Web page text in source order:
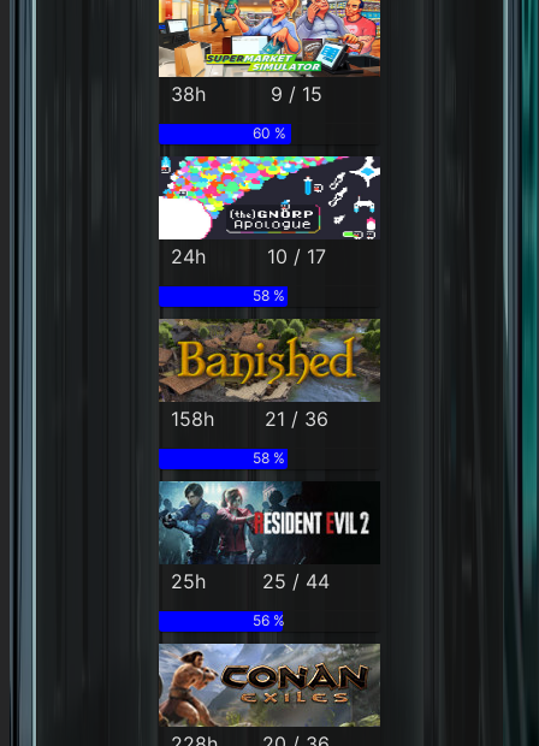
38h 9 / 15
60 %
24h 10 / 17
58 %
158h 21 / 36
58 %
25h 25 / 44
56 %